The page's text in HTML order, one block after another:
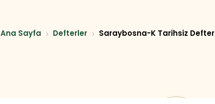
Ana Sayfa Defterler Saraybosna-K Tarihsiz Defter